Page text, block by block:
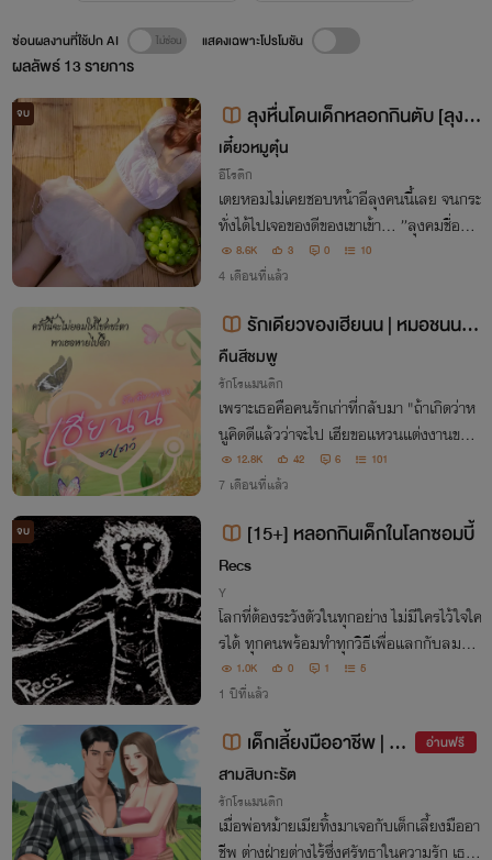
ผลลัพธ์13รายการ
ซ่อนผลงานที่ใช้ปก AI แสดงเฉพาะโปรโมชัน
จบ
ลุงหื่นโดนเด็กหลอกกินตับ [ลุงค
ม x เตยหอม]
เตี๋ยวหมูตุ๋น
อีโรติก
เตยหอมไม่เคยชอบหน้าอีลุงคนนี้เลย จนกระ
ทั่งได้ไปเจอของดีของเขาเข้า… ”ลุงคมชื่อคล้
ายๆ กับเตยเลยนะจ๊ะ ของลุงคมสัน ส่วนของ
เตย…อวยคม“
8.6K 3 0 10
4 เดือนที่แล้ว
รักเดียวของเฮียนน | หมอชนน ช
วเชาว์ (เล่ม 1)
คืนสีชมพู
รักโรแมนติก
เพราะเธอคือคนรักเก่าที่กลับมา "ถ้าเกิดว่าห
นูคิดดีแล้วว่าจะไป เฮียขอแหวนแต่งงานของเ
ราคืนได้ไหมคะ" เขาคือคุณหมออินเฟอร์ไทล
ที่คลั่งรักและไม่อยากห่างเธอแม้นาทีเดียว
12.8K 42 6 101
7 เดือนที่แล้ว
จบ [15+] หลอกกินเด็กในโลกซอมบี้
Recs
Y
โลกที่ต้องระวังตัวในทุกอย่าง ไม่มีใครไว้ใจใค
รได้ ทุกคนพร้อมทำทุกวิธีเพื่อแลกกับลมหา
ยใจไปอีกวัน ไม่ว่าจะเป็นเด็กหรือผู้ใหญ่ ชาย
หรือหญิง... ผู้ชนะ คือคนที่ยังมีชีวิตอยู่ก็เท่า
1.0K 0 1 5
1 ปีที่แล้ว
เด็กเลี้ยงมืออาชีพ | อ่า
นฟรีจนจบ (มี E-book)
อ่านฟรี
สามสิบกะรัต
รักโรแมนติก
เมื่อพ่อหม้ายเมียทิ้งมาเจอกับเด็กเลี้ยงมืออา
ชีพ ต่างฝ่ายต่างไร้ซึ่งศรัทธาในความรัก เธอ